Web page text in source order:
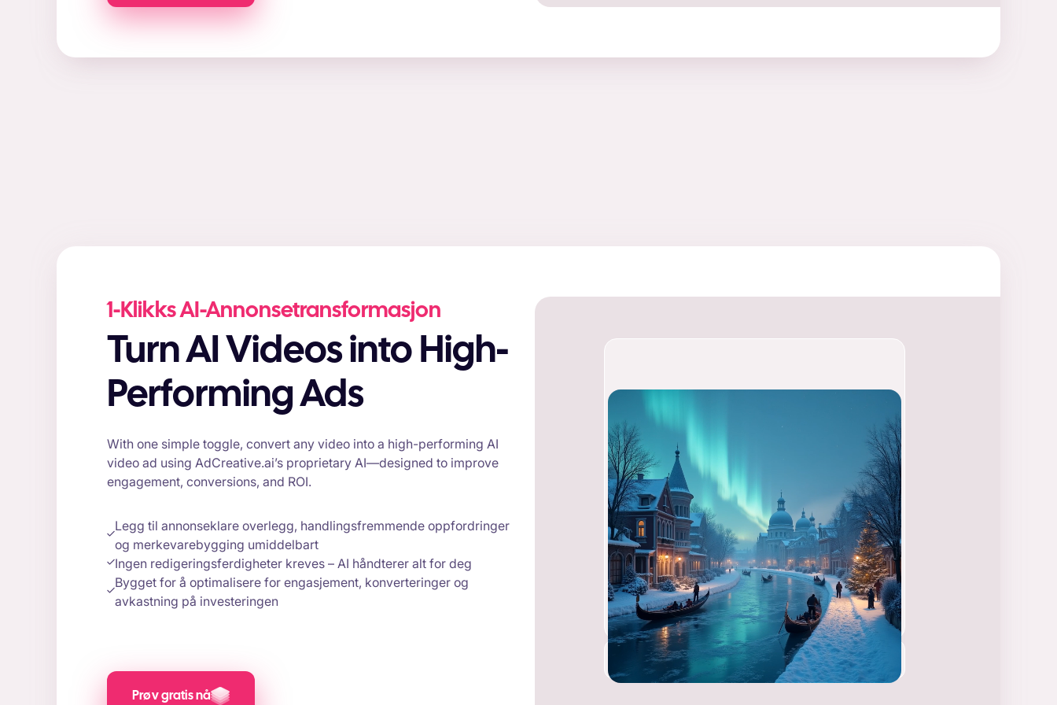
1-Klikks AI-Annonsetransformasjon
Turn AI Videos into High-
Performing Ads
With one simple toggle, convert any video into a high-performing AI
video ad using AdCreative.ai’s proprietary AI—designed to improve
engagement, conversions, and ROI.
Legg til annonseklare overlegg, handlingsfremmende oppfordringer
og merkevarebygging umiddelbart
Ingen redigeringsferdigheter kreves – AI håndterer alt for deg
Bygget for å optimalisere for engasjement, konverteringer og
avkastning på investeringen
Prøv gratis nå
Konverter til annonser